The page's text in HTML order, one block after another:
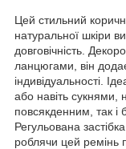
Цей стильний
натуральної шкіри
довговічність.
ланцюгами, він
індивідуальності.
або навіть сукнями,
повсякденним, так
Регульована
роблячи цей ремінь